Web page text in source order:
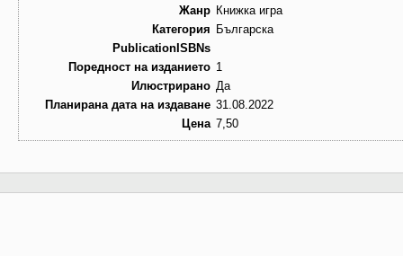
Жанр Книжка игра
Категория Българска
PublicationISBNs
Поредност на изданието 1
Илюстрирано Да
Планирана дата на издаване 31.08.2022
Цена 7,50